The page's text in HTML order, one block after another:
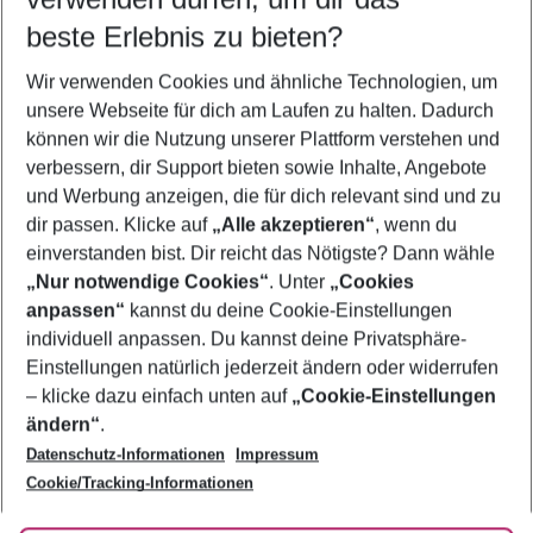
5-8 Nächte
2 Erwachsene Keine Kinder
Mehr Filter anzeigen
Footer
Footer navigation
Über uns
AGB
Bestpreisgarantie
Cookie-Einstellungen ändern
Cookie-Richtlinie
Agenturbetreuung
Barrierefreies Reisen
Folge uns
beste Erlebnis zu bieten?
Wir verwenden Cookies und ähnliche Technologien, um
unsere Webseite für dich am Laufen zu halten. Dadurch
können wir die Nutzung unserer Plattform verstehen und
verbessern, dir Support bieten sowie Inhalte, Angebote
und Werbung anzeigen, die für dich relevant sind und zu
dir passen. Klicke auf „Alle akzeptieren“, wenn du
einverstanden bist. Dir reicht das Nötigste? Dann wähle
„Nur notwendige Cookies“. Unter „Cookies
anpassen“ kannst du deine Cookie-Einstellungen
individuell anpassen. Du kannst deine Privatsphäre-
Einstellungen natürlich jederzeit ändern oder widerrufen
– klicke dazu einfach unten auf „Cookie-Einstellungen
ändern“.
Datenschutz-Informationen
Impressum
Cookie/Tracking-Informationen